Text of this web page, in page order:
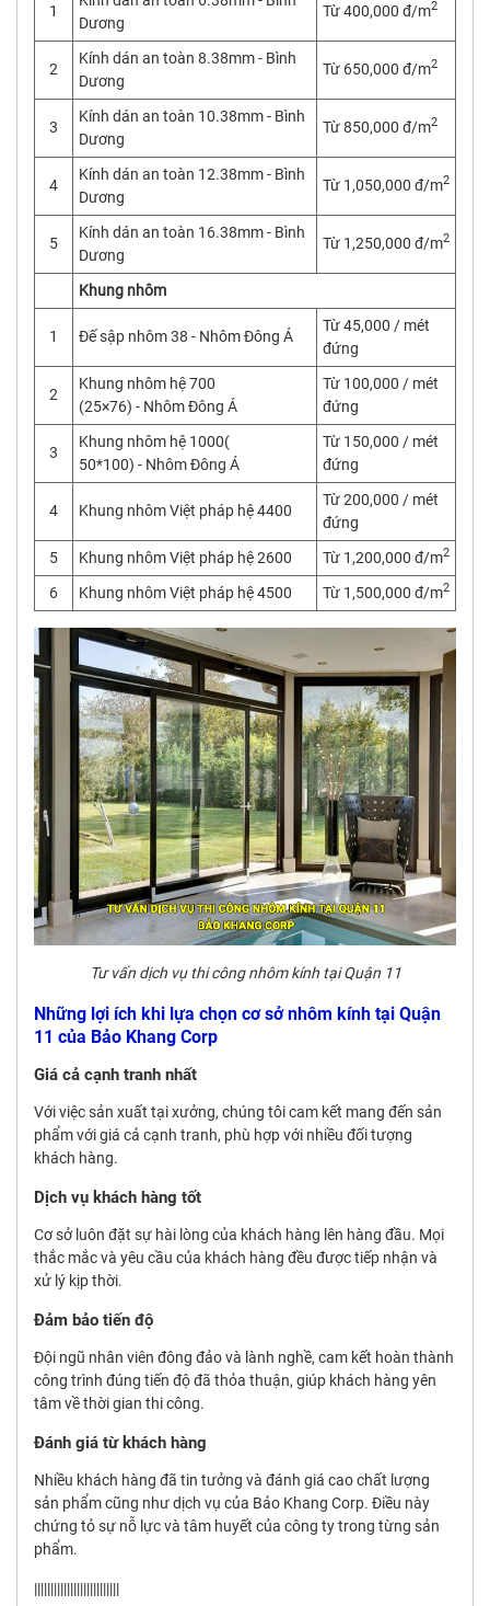
1
Dương
Từ 400,000 đ/m2
2
Kính dán an toàn 8.38mm - Bình
Dương
Từ 650,000 đ/m2
3
Kính dán an toàn 10.38mm - Bình
Dương
Từ 850,000 đ/m2
4
Kính dán an toàn 12.38mm - Bình
Dương
Từ 1,050,000 đ/m2
5
Kính dán an toàn 16.38mm - Bình
Dương
Từ 1,250,000 đ/m2
Khung nhôm
1 Đế sập nhôm 38 - Nhôm Đông Á
Từ 45,000 / mét
đứng
2
Khung nhôm hệ 700
(25×76) - Nhôm Đông Á
Từ 100,000 / mét
đứng
3
Khung nhôm hệ 1000(
50*100) - Nhôm Đông Á
Từ 150,000 / mét
đứng
4 Khung nhôm Việt pháp hệ 4400
Từ 200,000 / mét
đứng
5
Khung nhôm Việt pháp hệ 2600 Từ 1,200,000 đ/m2
6 Khung nhôm Việt pháp hệ 4500 Từ 1,500,000 đ/m2
Tư vấn dịch vụ thi công nhôm kính tại Quận 11
Những lợi ích khi lựa chọn cơ sở nhôm kính tại Quận
11 của Bảo Khang Corp
Giá cả cạnh tranh nhất
Với việc sản xuất tại xưởng, chúng tôi cam kết mang đến sản
phẩm với giá cả cạnh tranh, phù hợp với nhiều đối tượng
khách hàng.
Dịch vụ khách hàng tốt
Cơ sở luôn đặt sự hài lòng của khách hàng lên hàng đầu. Mọi
thắc mắc và yêu cầu của khách hàng đều được tiếp nhận và
xử lý kịp thời.
Đảm bảo tiến độ
Đội ngũ nhân viên đông đảo và lành nghề, cam kết hoàn thành
công trình đúng tiến độ đã thỏa thuận, giúp khách hàng yên
tâm về thời gian thi công.
Đánh giá từ khách hàng
Nhiều khách hàng đã tin tưởng và đánh giá cao chất lượng
sản phẩm cũng như dịch vụ của Bảo Khang Corp. Điều này
chứng tỏ sự nỗ lực và tâm huyết của công ty trong từng sản
phẩm.
||||||||||||||||||||||||||